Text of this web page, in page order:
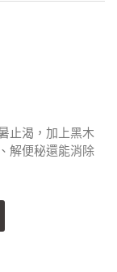
止渴，加上黑木
解便秘還能消除